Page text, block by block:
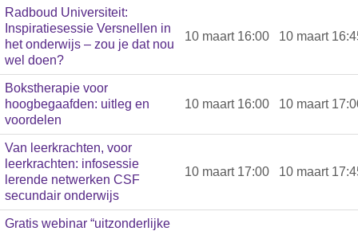
Radboud Universiteit:
Inspiratiesessie Versnellen in
het onderwijs – zou je dat nou
wel doen?
10 maart 16:00 10 maart
Bokstherapie voor
hoogbegaafden: uitleg en
voordelen
10 maart 16:00 10 maart
Van leerkrachten, voor
leerkrachten: infosessie
lerende netwerken CSF
secundair onderwijs
10 maart 17:00 10 maart
Gratis webinar “uitzonderlijke